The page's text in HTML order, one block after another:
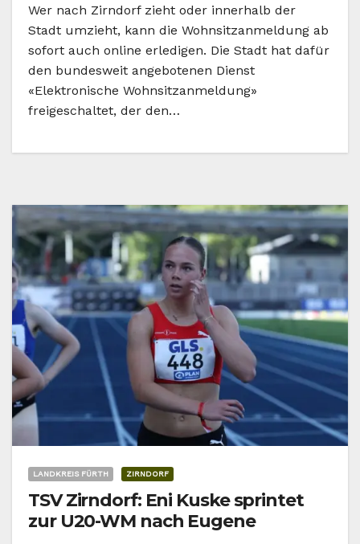
Wer nach Zirndorf zieht oder innerhalb der
Stadt umzieht, kann die Wohnsitzanmeldung ab
sofort auch online erledigen. Die Stadt hat dafür
den bundesweit angebotenen Dienst
«Elektronische Wohnsitzanmeldung»
freigeschaltet, der den…
LANDKREIS FÜRTH ZIRNDORF
TSV Zirndorf: Eni Kuske sprintet
zur U20-WM nach Eugene